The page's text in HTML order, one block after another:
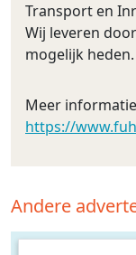
Transport en
Wij leveren
mogelijk heden.
Meer
https://
Andere